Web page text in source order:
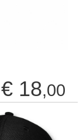
€ 18,00